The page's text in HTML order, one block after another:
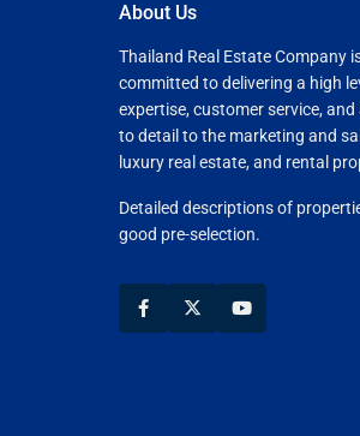
About Us
Thailand Real Estate Company
committed to delivering a high
expertise, customer service,
to detail to the marketing and
luxury real estate, and rental
Detailed descriptions of
good pre-selection.